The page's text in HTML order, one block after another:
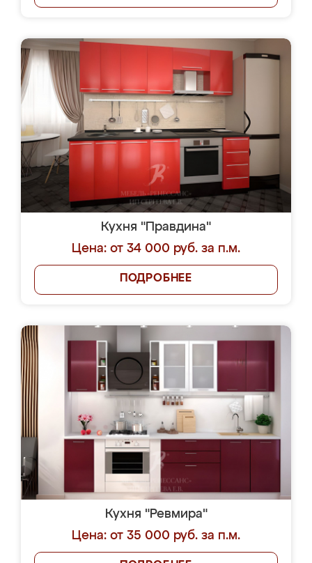
Кухня "Правдина"
Цена: от 34 000 руб. за п.м.
ПОДРОБНЕЕ
Кухня "Ревмира"
Цена: от 35 000 руб. за п.м.